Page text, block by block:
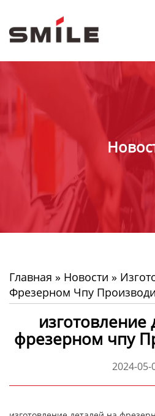
Продукция
О нас
Контакты
Главная » Новости »
Фрезерном Чпу
изготовление
фрезерном чпу
2024-05-